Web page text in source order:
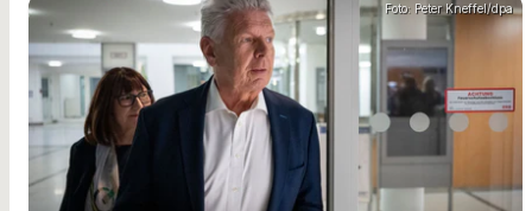
Foto: Peter Kneffel/dpa